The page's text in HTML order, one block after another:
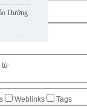
Dưỡng
từ
Weblinks
Tags